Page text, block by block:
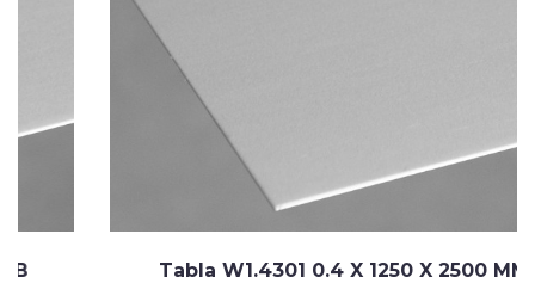
Tabla W1.4301 0.4 X 1250 X 2500 MM 2B